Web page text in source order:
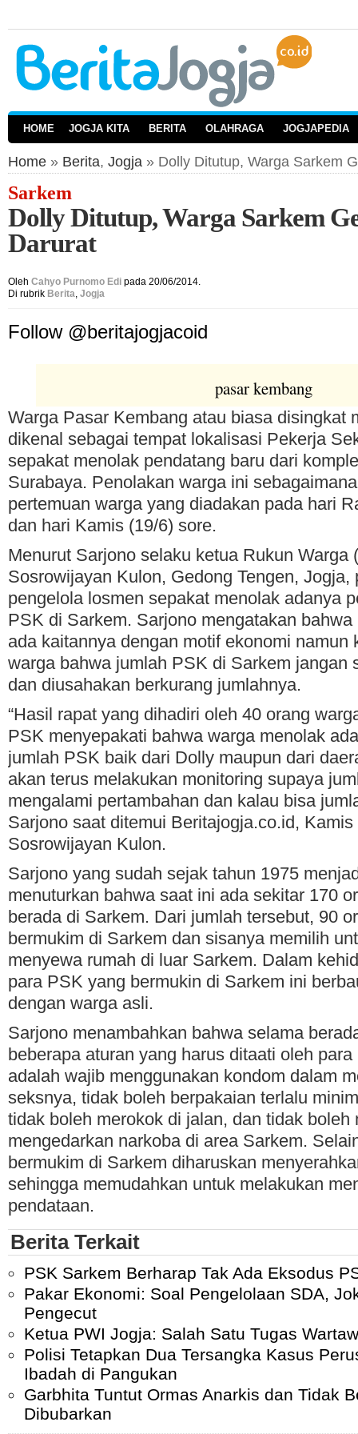
HOME JOGJA KITA BERITA OLAHRAGA JOGJAPEDIA
Home » Berita, Jogja » Dolly Ditutup, Warga Sarkem
Sarkem
Dolly Ditutup, Warga Sarkem
Darurat
Oleh Cahyo Purnomo Edi pada 20/06/2014.
Di rubrik Berita, Jogja
Follow @beritajogjacoid
pasar kembang
Warga Pasar Kembang atau biasa disingkat
dikenal sebagai tempat lokalisasi Pekerja
sepakat menolak pendatang baru dari
Surabaya. Penolakan warga ini
pertemuan warga yang diadakan pada hari
dan hari Kamis (19/6) sore.
Menurut Sarjono selaku ketua Rukun Warga
Sosrowijayan Kulon, Gedong Tengen, Jogja,
pengelola losmen sepakat menolak adanya
PSK di Sarkem. Sarjono mengatakan
ada kaitannya dengan motif ekonomi namun
warga bahwa jumlah PSK di Sarkem jangan
dan diusahakan berkurang jumlahnya.
“Hasil rapat yang dihadiri oleh 40 orang
PSK menyepakati bahwa warga menolak
jumlah PSK baik dari Dolly maupun dari
akan terus melakukan monitoring supaya
mengalami pertambahan dan kalau bisa
Sarjono saat ditemui Beritajogja.co.id,
Sosrowijayan Kulon.
Sarjono yang sudah sejak tahun 1975
menuturkan bahwa saat ini ada sekitar 170
berada di Sarkem. Dari jumlah tersebut, 90
bermukim di Sarkem dan sisanya memilih
menyewa rumah di luar Sarkem. Dalam
para PSK yang bermukin di Sarkem ini
dengan warga asli.
Sarjono menambahkan bahwa selama
beberapa aturan yang harus ditaati oleh
adalah wajib menggunakan kondom dalam
seksnya, tidak boleh berpakaian terlalu
tidak boleh merokok di jalan, dan tidak boleh
mengedarkan narkoba di area Sarkem.
bermukim di Sarkem diharuskan
sehingga memudahkan untuk melakukan
pendataan.
Berita Terkait
PSK Sarkem Berharap Tak Ada Eksodus
Pakar Ekonomi: Soal Pengelolaan SDA,
Pengecut
Ketua PWI Jogja: Salah Satu Tugas
Polisi Tetapkan Dua Tersangka Kasus
Ibadah di Pangukan
Garbhita Tuntut Ormas Anarkis dan Tidak
Dibubarkan